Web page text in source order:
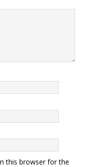
this browser for the